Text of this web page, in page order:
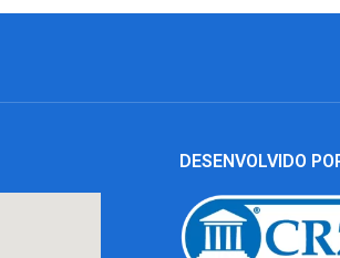
DESENVOLVIDO